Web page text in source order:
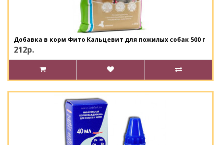
Добавка в корм Фито Кальцевит для пожилых собак 500 г
212р.